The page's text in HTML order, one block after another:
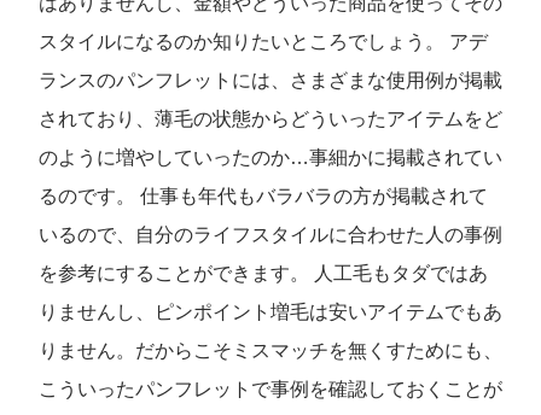
スタイルになるのか知りたいところでしょう。 アデ
ランスのパンフレットには、さまざまな使用例が掲載
されており、薄毛の状態からどういったアイテムをど
のように増やしていったのか…事細かに掲載されてい
るのです。 仕事も年代もバラバラの方が掲載されて
いるので、自分のライフスタイルに合わせた人の事例
を参考にすることができます。 人工毛もタダではあ
りませんし、ピンポイント増毛は安いアイテムでもあ
りません。だからこそミスマッチを無くすためにも、
こういったパンフレットで事例を確認しておくことが